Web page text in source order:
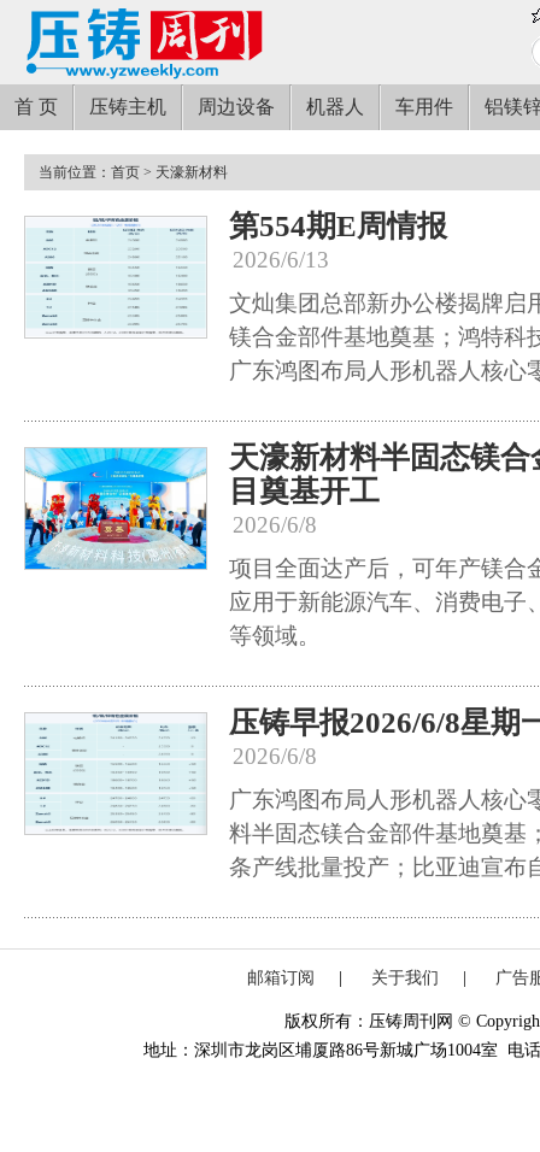
首 页 压铸主机 周边设备 机器人 车用件 铝镁
当前位置： 首页 > 天濠新材料
第554期E周情报
2026/6/13
文灿集团总部新办公楼揭牌启
镁合金部件基地奠基；鸿特科
广东鸿图布局人形机器人核心
天濠新材料半固态镁
目奠基开工
2026/6/8
项目全面达产后，可年产镁合
应用于新能源汽车、消费电子
等领域。
压铸早报2026/6/8星期
2026/6/8
广东鸿图布局人形机器人核心
料半固态镁合金部件基地奠基
条产线批量投产；比亚迪宣布
邮箱订阅 关于我们 广告
版权所有：压铸周刊网 ©
地址：深圳市龙岗区埔厦路86号新城广场1004室 电